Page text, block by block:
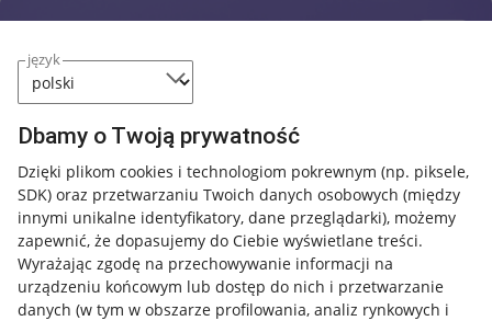
język
Dbamy o Twoją prywatność
Dzięki plikom cookies i technologiom pokrewnym (np. piksele,
SDK) oraz przetwarzaniu Twoich danych osobowych (między
innymi unikalne identyfikatory, dane przeglądarki), możemy
zapewnić, że dopasujemy do Ciebie wyświetlane treści.
Wyrażając zgodę na przechowywanie informacji na
urządzeniu końcowym lub dostęp do nich i przetwarzanie
danych (w tym w obszarze profilowania, analiz rynkowych i